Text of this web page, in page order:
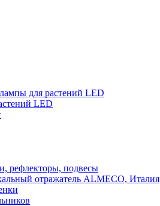
для растений LED
LED
рефлекторы, подвесы
отражатель ALMECO, Италия